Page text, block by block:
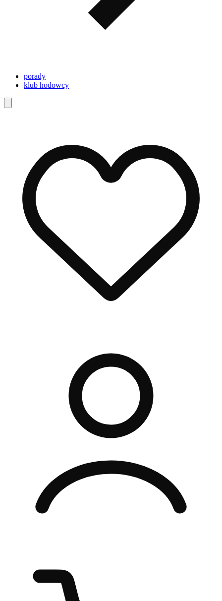
porady
klub hodowcy